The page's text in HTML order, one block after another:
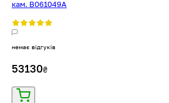
кам. B061049А
немає відгуків
53130₴